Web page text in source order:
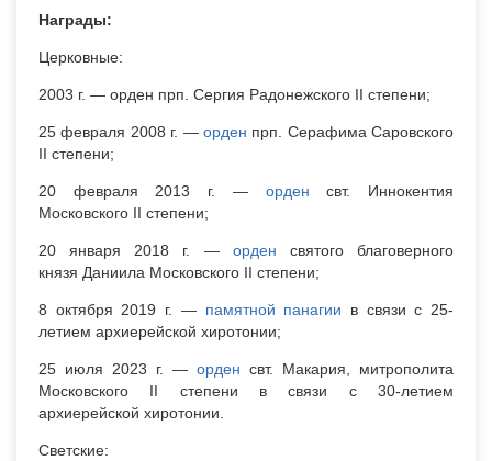
Награды:
Церковные:
2003 г. — орден прп. Сергия Радонежского II степени;
25 февраля 2008 г. — орден прп. Серафима Саровского
II степени;
20 февраля 2013 г. — орден свт. Иннокентия
Московского II степени;
20 января 2018 г. — орден святого благоверного
князя Даниила Московского II степени;
8 октября 2019 г. — памятной панагии в связи с 25-
летием архиерейской хиротонии;
25 июля 2023 г. — орден свт. Макария, митрополита
Московского II степени в связи с 30-летием
архиерейской хиротонии.
Светские: